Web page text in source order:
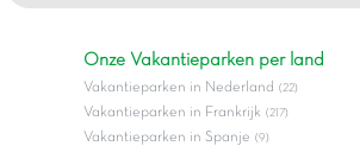
Onze Vakantieparken per land
Vakantieparken in Nederland (22)
Vakantieparken in Frankrijk (217)
Vakantieparken in Spanje (9)